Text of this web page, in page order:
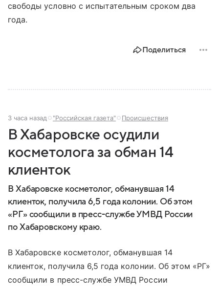
свободы условно с испытательным сроком два
года.
Поделиться
3 часа назад "Российская газета" Происшествия
В Хабаровске осудили
косметолога за обман 14
клиенток
В Хабаровске косметолог, обманувшая 14
клиенток, получила 6,5 года колонии. Об этом
«РГ» сообщили в пресс-службе УМВД России
по Хабаровскому краю.
В Хабаровске косметолог, обманувшая 14
клиенток, получила 6,5 года колонии. Об этом «РГ»
сообщили в пресс-службе УМВД России